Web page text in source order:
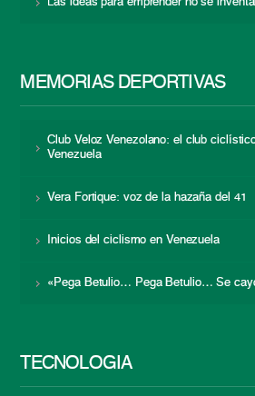
MEMORIAS DEPORTIVAS
Club Veloz Venezolano: el club
Venezuela
Vera Fortique: voz de la hazaña del 41
Inicios del ciclismo en Venezuela
«Pega Betulio… Pega Betulio… Se
TECNOLOGÍA